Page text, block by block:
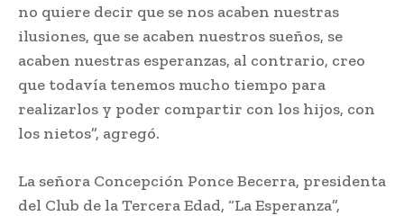
no quiere decir que se nos acaben nuestras
ilusiones, que se acaben nuestros sueños, se
acaben nuestras esperanzas, al contrario, creo
que todavía tenemos mucho tiempo para
realizarlos y poder compartir con los hijos, con
los nietos”, agregó.
La señora Concepción Ponce Becerra, presidenta
del Club de la Tercera Edad, “La Esperanza”,